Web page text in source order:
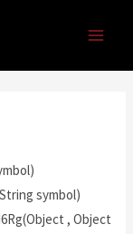
symbol)
, Object